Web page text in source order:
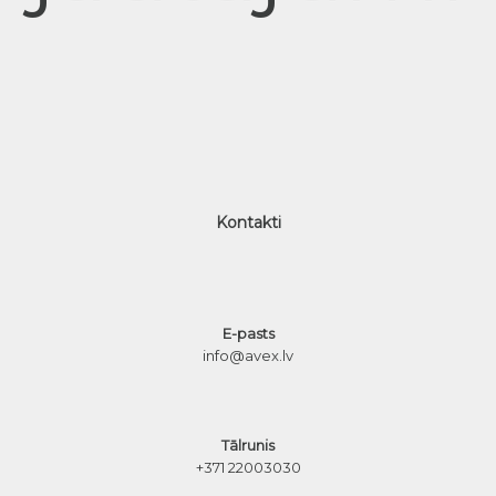
Kontakti
E-pasts
info@avex.lv
Tālrunis
+371 22003030